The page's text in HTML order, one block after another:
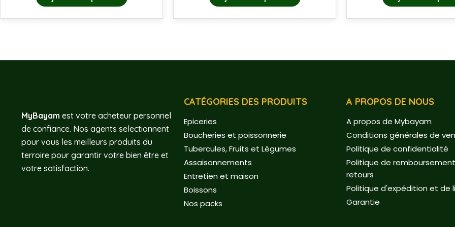
MyBayam est votre acheteur personnel
de confiance. Nos agents selectionnent
pour vous les meilleurs produits du
terroire pour garantir votre bien être et
votre satisfaction.
CATÉGORIES DES PRODUITS
Epiceries
Boucheries et poissonnerie
Tubercules, Fruits et Légumes
Assaisonnements
Entretien et maison
Boissons
Nos packs
A PROPOS DE NOUS
A propos de Mybayam
Conditions générales de
Politique de confidentialité
Politique de
retours
Politique d'expédition et de
Garantie